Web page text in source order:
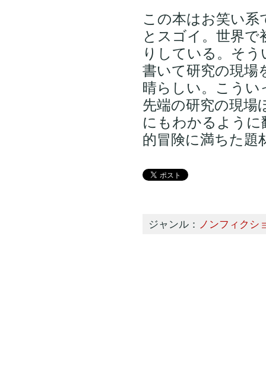
この本はお笑い
とスゴイ。世界
りしている。そ
書いて研究の現場
晴らしい。こう
先端の研究の現場
にもわかるよう
的冒険に満ちた題
ジャンル： ノンフィクシ